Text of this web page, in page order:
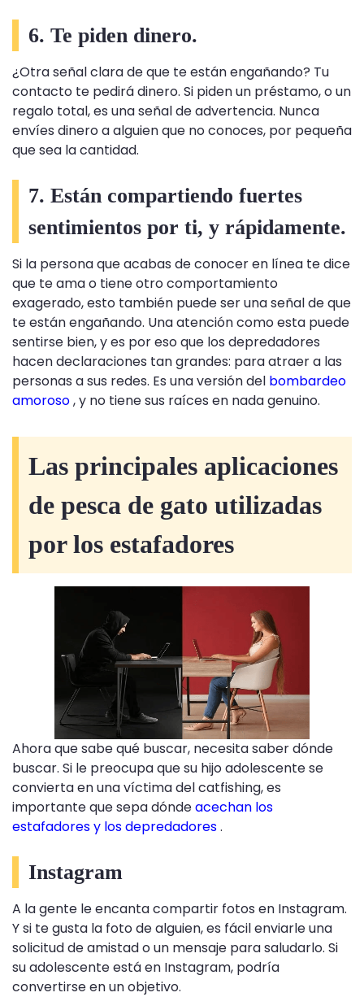
6. Te piden dinero.
¿Otra señal clara de que te están engañando? Tu
contacto te pedirá dinero. Si piden un préstamo, o un
regalo total, es una señal de advertencia. Nunca
envíes dinero a alguien que no conoces, por pequeña
que sea la cantidad.
7. Están compartiendo fuertes
sentimientos por ti, y rápidamente.
Si la persona que acabas de conocer en línea te dice
que te ama o tiene otro comportamiento
exagerado, esto también puede ser una señal de que
te están engañando. Una atención como esta puede
sentirse bien, y es por eso que los depredadores
hacen declaraciones tan grandes: para atraer a las
personas a sus redes. Es una versión del bombardeo
amoroso, y no tiene sus raíces en nada genuino.
Las principales aplicaciones
de pesca de gato utilizadas
por los estafadores
Ahora que sabe qué buscar, necesita saber dónde
buscar. Si le preocupa que su hijo adolescente se
convierta en una víctima del catfishing, es
importante que sepa dóndeacechan los
estafadores y los depredadores.
Instagram
A la gente le encanta compartir fotos en Instagram.
Y si te gusta la foto de alguien, es fácil enviarle una
solicitud de amistad o un mensaje para saludarlo. Si
su adolescente está en Instagram, podría
convertirse en un objetivo.